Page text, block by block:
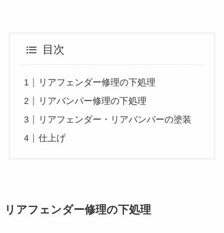
目次
リアフェンダー修理の下処理
リアバンパー修理の下処理
リアフェンダー・リアバンパーの塗装
仕上げ
リアフェンダー修理の下処理